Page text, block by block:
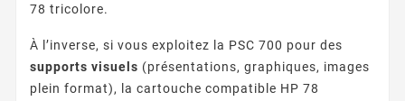
78 tricolore.
À l’inverse, si vous exploitez la PSC 700 pour des
supports visuels (présentations, graphiques, images
plein format), la cartouche compatible HP 78